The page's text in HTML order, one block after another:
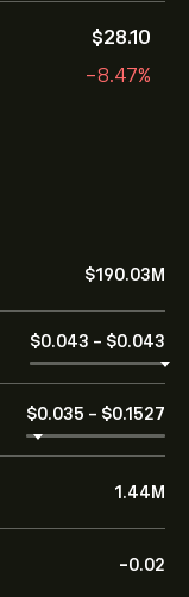
‎$‎28.10
-8.47%
‎$‎190.03M
‎$‎0.043 - ‎$‎0.043
‎$‎0.035 - ‎$‎0.1527
1.44M
-0.02